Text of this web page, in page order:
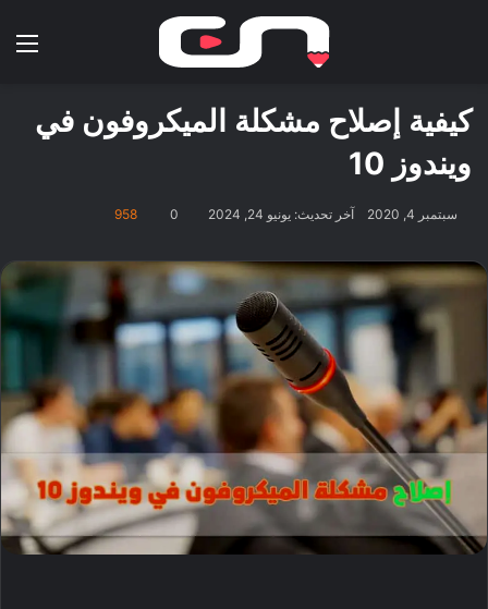
كيفية إصلاح مشكلة الميكروفون في
ويندوز 10
سبتمبر 4, 2020 آخر تحديث: يونيو 24, 2024 0
958